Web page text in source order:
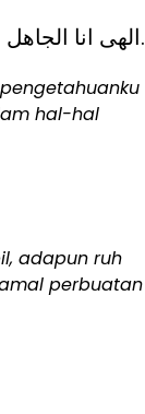
الهى انا الجاهل فى علمى فكيف لا اكون جهولا فى جهلى.
hal-hal
adapun ruh
perbuatan